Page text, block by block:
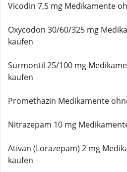
Vicodin 7,5 mg Medikamente
Oxycodon 30/60/325 mg
kaufen
Surmontil 25/100 mg
kaufen
Promethazin Medikamente
Nitrazepam 10 mg
Ativan (Lorazepam) 2 mg
kaufen